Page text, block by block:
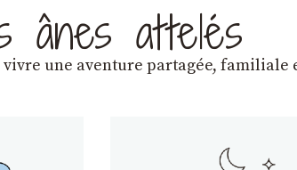
ânes attelés
une aventure partagée, familiale